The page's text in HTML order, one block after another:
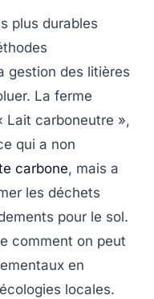
plus durables
gestion des litières
La ferme
Lait carboneutre »,
qui a non
carbone, mais a
les déchets
pour le sol.
comment on peut
en
locales.